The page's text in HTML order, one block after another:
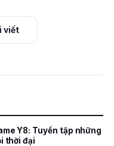
viết
Y8: Tuyển tập những
thời đại